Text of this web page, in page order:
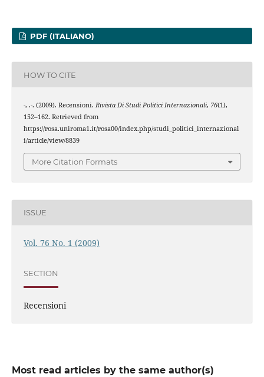
PDF (ITALIANO)
HOW TO CITE
-, .-. (2009). Recensioni. Rivista Di Studi Politici Internazionali, 76(1),
152–162. Retrieved from
https://rosa.uniroma1.it/rosa00/index.php/studi_politici_internazional
i/article/view/8839
More Citation Formats
ISSUE
Vol. 76 No. 1 (2009)
SECTION
Recensioni
Most read articles by the same author(s)